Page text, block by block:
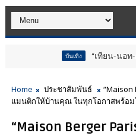
“เทียน-นอท-กอล์ฟ-จ
Home ประชาสัมพันธ์
“Maison
แมนติกให้บ้านคุณ ในทุกโอกาสพร้อ
“Maison Berger